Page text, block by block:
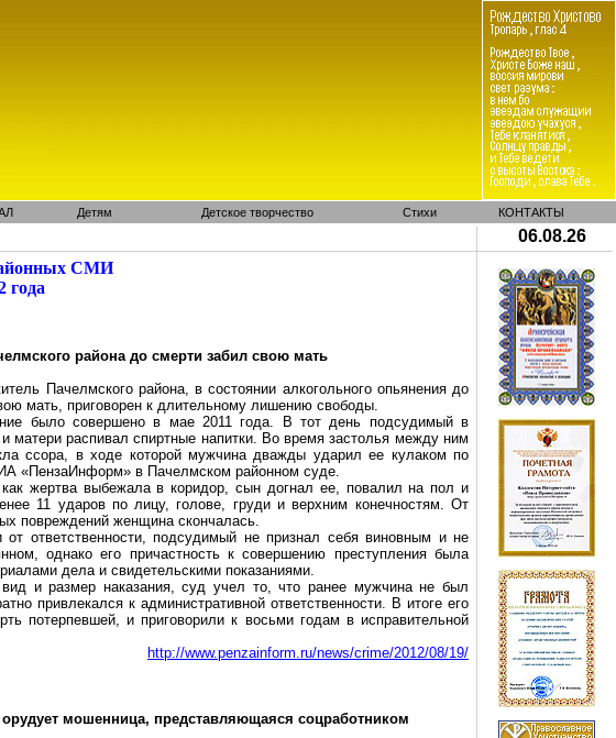
Детям Детское творчество Стихи КОНТАКТЫ
06.08.26
СМИ
года
района до смерти забил свою мать
Пачелмского района, в состоянии алкогольного опьянения до
мать, приговорен к длительному лишению свободы.
было совершено в мае 2011 года. В тот день подсудимый в
матери распивал спиртные напитки. Во время застолья между ним
ссора, в ходе которой мужчина дважды ударил ее кулаком по
«ПензаИнформ» в Пачелмском районном суде.
как жертва выбежала в коридор, сын догнал ее, повалил на пол и
11 ударов по лицу, голове, груди и верхним конечностям. От
повреждений женщина скончалась.
ответственности, подсудимый не признал себя виновным и не
однако его причастность к совершению преступления была
дела и свидетельскими показаниями.
и размер наказания, суд учел то, что ранее мужчина не был
привлекался к административной ответственности. В итоге его
потерпевшей, и приговорили к восьми годам в исправительной
http://www.penzainform.ru/news/crime/2012/08/19/
орудует мошенница, представляющаяся соцработником